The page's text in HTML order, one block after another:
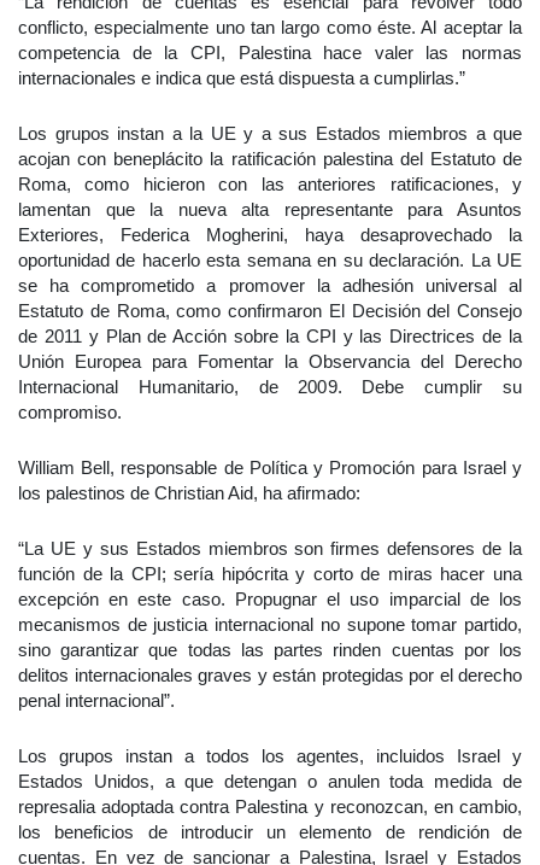
conflicto, especialmente uno tan largo como éste. Al aceptar la
competencia de la CPI, Palestina hace valer las normas
internacionales e indica que está dispuesta a cumplirlas.”
Los grupos instan a la UE y a sus Estados miembros a que
acojan con beneplácito la ratificación palestina del Estatuto de
Roma, como hicieron con las anteriores ratificaciones, y
lamentan que la nueva alta representante para Asuntos
Exteriores, Federica Mogherini, haya desaprovechado la
oportunidad de hacerlo esta semana en su declaración. La UE
se ha comprometido a promover la adhesión universal al
Estatuto de Roma, como confirmaron El Decisión del Consejo
de 2011 y Plan de Acción sobre la CPI y las Directrices de la
Unión Europea para Fomentar la Observancia del Derecho
Internacional Humanitario, de 2009. Debe cumplir su
compromiso.
William Bell, responsable de Política y Promoción para Israel y
los palestinos de Christian Aid, ha afirmado:
“La UE y sus Estados miembros son firmes defensores de la
función de la CPI; sería hipócrita y corto de miras hacer una
excepción en este caso. Propugnar el uso imparcial de los
mecanismos de justicia internacional no supone tomar partido,
sino garantizar que todas las partes rinden cuentas por los
delitos internacionales graves y están protegidas por el derecho
penal internacional”.
Los grupos instan a todos los agentes, incluidos Israel y
Estados Unidos, a que detengan o anulen toda medida de
represalia adoptada contra Palestina y reconozcan, en cambio,
los beneficios de introducir un elemento de rendición de
cuentas. En vez de sancionar a Palestina, Israel y Estados